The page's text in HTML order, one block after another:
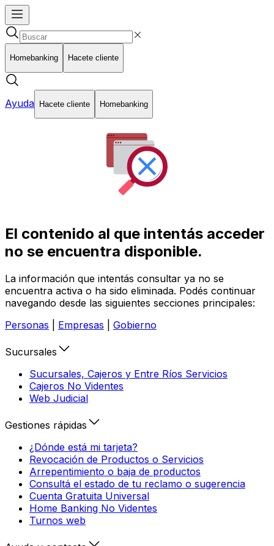
Homebanking Hacete cliente
Ayuda Hacete cliente Homebanking
El contenido al que intentás acceder
no se encuentra disponible.
La información que intentás consultar ya no se
encuentra activa o ha sido eliminada. Podés continuar
navegando desde las siguientes secciones principales:
Personas
Empresas Gobierno
Sucursales
Sucursales, Cajeros y Entre Ríos Servicios
Cajeros No Videntes
Web Judicial
Gestiones rápidas
¿Dónde está mi tarjeta?
Revocación de Productos o Servicios
Arrepentimiento o baja de productos
Consultá el estado de tu reclamo o sugerencia
Cuenta Gratuita Universal
Home Banking No Videntes
Turnos web